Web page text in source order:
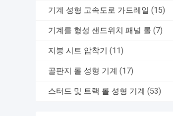
기계 성형 고속도로 가드레일 (15)
기계를 형성 샌드위치 패널 롤 (7)
지붕 시트 압착기 (11)
골판지 롤 성형 기계 (17)
스터드 및 트랙 롤 성형 기계 (53)